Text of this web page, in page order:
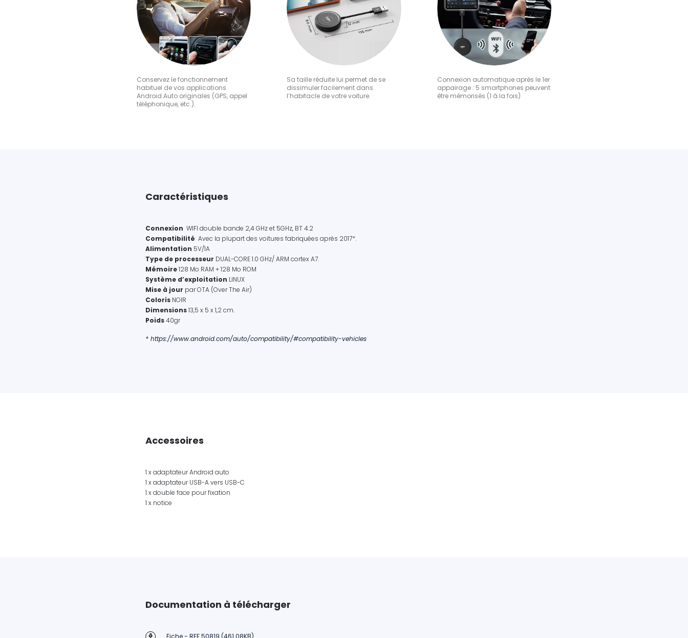
Conservez le fonctionnement
habituel de vos applications
Android Auto originales (GPS, appel
téléphonique, etc.).
Sa taille réduite lui permet de se
dissimuler facilement dans
l’habitacle de votre voiture.
Connexion automatique après le 1er
appairage : 5 smartphones peuvent
être mémorisés (1 à la fois)
Caractéristiques
Connexion WIFI double bande 2,4 GHz et 5GHz, BT 4.2
CompatibilitéAvec la plupart des voitures fabriquées après 2017*.
Alimentation 5V/1A
Type de processeur DUAL-CORE 1.0 GHz/ ARM cortex A7.
Mémoire128 Mo RAM + 128 Mo ROM
Système d’exploitation LINUX
Mise à jour par OTA (Over The Air)
Coloris NOIR
Dimensions13,5 x 5 x 1,2 cm.
Poids40gr
*https://www.android.com/auto/compatibility/#compatibility-vehicles
Accessoires
1 x adaptateur Android auto
1 x adaptateur USB-A vers USB-C
1 x double face pour fixation
1 x notice
Documentation à télécharger
Fiche - REF 50819 (461.08KB)